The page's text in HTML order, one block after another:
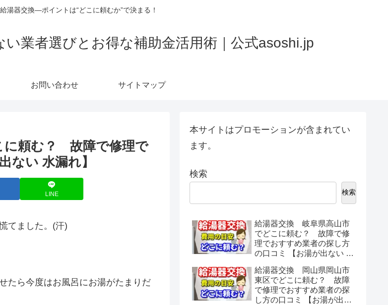
湯器交換—ポイントは“どこに頼むか”で決まる！
い業者選びとお得な補助金活用術｜公式asoshi.jp
お問い合わせ サイトマップ
に頼む？ 故障で修理で
ない 水漏れ】
LINE
てました。(汗)
たら今度はお風呂にお湯がたまりだ
本サイトはプロモーションが含まれてい
ます。
検索
検索
給湯器交換 岐阜県高山市
でどこに頼む？ 故障で修
理でおすすめ業者の探し方
の口コミ 【お湯が出ない 水
給湯器交換 岡山県岡山市
東区でどこに頼む？ 故障
で修理でおすすめ業者の探
し方の口コミ 【お湯が出な